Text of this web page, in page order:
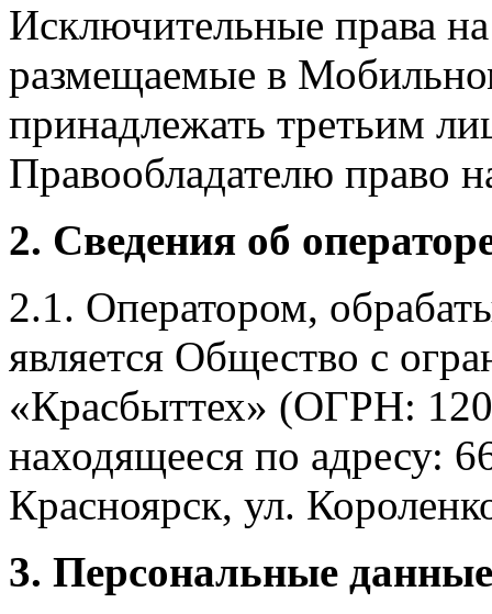
Исключительные права
размещаемые в
принадлежать третьим
Правообладателю право
2. Сведения об
2.1. Оператором,
является Общество с
«Красбыттех» (ОГРН:
находящееся по адресу:
Красноярск, ул.
3. Персональные